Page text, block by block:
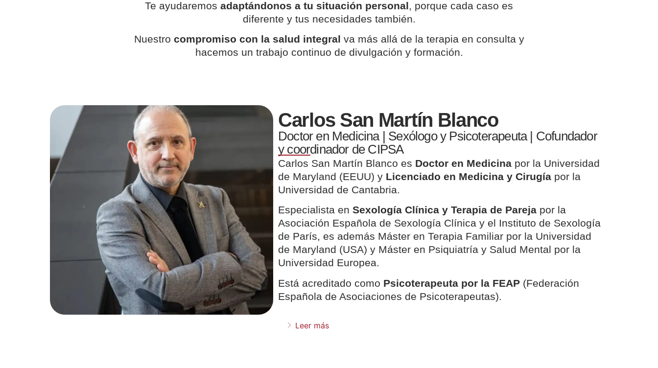
Te ayudaremos adaptándonos a tu situación personal, porque cada caso es
diferente y tus necesidades también.
Nuestro compromiso con la salud integral va más allá de la terapia en consulta y
hacemos un trabajo continuo de divulgación y formación.
Carlos San Martín Blanco
Doctor en Medicina | Sexólogo y Psicoterapeuta | Cofundador
y coordinador de CIPSA
Carlos San Martín Blanco es Doctor en Medicina por la Universidad
de Maryland (EEUU) y Licenciado en Medicina y Cirugía por la
Universidad de Cantabria.
Especialista en Sexología Clínica y Terapia de Pareja por la
Asociación Española de Sexología Clínica y el Instituto de Sexología
de París, es además Máster en Terapia Familiar por la Universidad
de Maryland (USA) y Máster en Psiquiatría y Salud Mental por la
Universidad Europea.
Está acreditado como Psicoterapeuta por la FEAP (Federación
Española de Asociaciones de Psicoterapeutas).
Leer más